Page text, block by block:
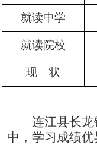
就读中学
就读院校
现 状
连江县长
中，学习成绩优